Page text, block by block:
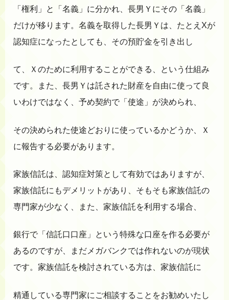
「権利」と「名義」に分かれ、長男Ｙにその「名義」
だけが移ります。名義を取得した長男Ｙは、たとえXが
認知症になったとしても、その預貯金を引き出し
て、Ｘのために利用することができる、という仕組み
です。また、長男Ｙは託された財産を自由に使って良
いわけではなく、予め契約で「使途」が決められ、
その決められた使途どおりに使っているかどうか、Ｘ
に報告する必要があります。
家族信託は、認知症対策として有効ではありますが、
家族信託にもデメリットがあり、そもそも家族信託の
専門家が少なく、また、家族信託を利用する場合、
銀行で「信託口口座」という特殊な口座を作る必要が
あるのですが、まだメガバンクでは作れないのが現状
です。家族信託を検討されている方は、家族信託に
精通している専門家にご相談することをお勧めいたし